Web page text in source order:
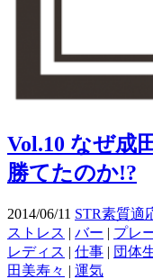
Vol.10 なぜ成
勝てたのか!?
2014/06/11 STR素質適
ストレス | バー | プレ
レディス | 仕事 | 団体
田美寿々 | 運気